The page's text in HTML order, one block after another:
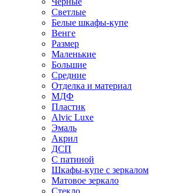
Светлые
Белые шкафы-купе
Венге
Размер
Маленькие
Большие
Средние
Отделка и материал
МДФ
Пластик
Alvic Luxe
Эмаль
Акрил
ДСП
С патиной
Шкафы-купе с зеркалом
Матовое зеркало
Стекло